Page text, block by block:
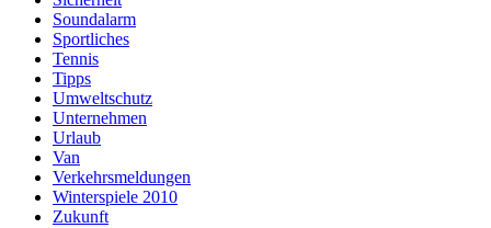
Soundalarm
Sportliches
Tennis
Tipps
Umweltschutz
Unternehmen
Urlaub
Van
Verkehrsmeldungen
Winterspiele 2010
Zukunft